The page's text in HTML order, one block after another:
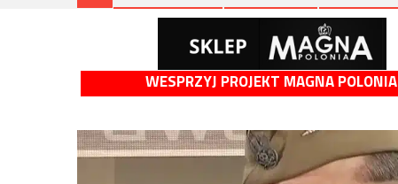
WESPRZYJ PROJEKT MAGNA POLONIA